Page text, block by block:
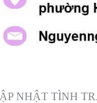
NHẬT TÌNH